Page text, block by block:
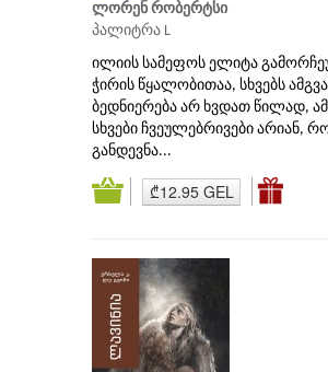
ლორენ რობერტსი
პალიტრა L
ილიის სამეფოს ელიტა
ჭირის წყალობითაა, სხვებს
ბედნიერება არ ხვდათ წილად,
სხვები ჩვეულებრივები არიან,
განდევნა...
₾12.95 GEL